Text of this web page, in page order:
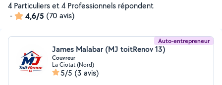
4 Particuliers et 4 Professionnels répondent
-
4,6/5 (70 avis)
Auto-entrepreneur
James Malabar (MJ toitRenov 13)
Couvreur
La Ciotat (Nord)
5/5 (3 avis)